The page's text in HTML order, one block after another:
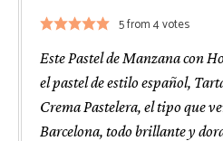
5from4votes
Este Pastel de Manzana con
el pastel de estilo español,
Crema Pastelera, el tipo que
Barcelona, todo brillante y